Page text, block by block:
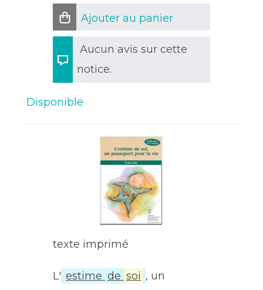
Ajouter au panier
Aucun avis sur cette
notice.
Disponible
texte imprimé
L' estime de soi , un